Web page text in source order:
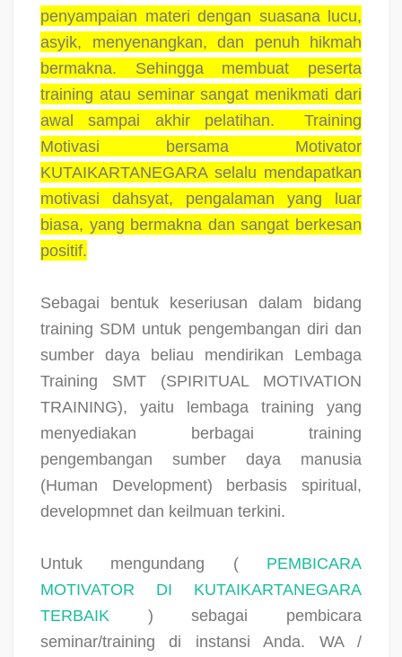
penyampaian materi dengan suasana lucu,
asyik, menyenangkan, dan penuh hikmah
bermakna. Sehingga membuat peserta
training atau seminar sangat menikmati dari
awal sampai akhir pelatihan.
Training
Motivasi bersama Motivator
KUTAIKARTANEGARA selalu mendapatkan
motivasi dahsyat, pengalaman yang luar
biasa, yang bermakna dan sangat berkesan
positif.
Sebagai bentuk keseriusan dalam bidang
training SDM untuk pengembangan diri dan
sumber daya beliau mendirikan Lembaga
Training SMT (SPIRITUAL MOTIVATION
TRAINING), yaitu lembaga training yang
menyediakan berbagai training
pengembangan sumber daya manusia
(Human Development) berbasis spiritual,
developmnet dan keilmuan terkini.
Untuk mengundang ( PEMBICARA
MOTIVATOR DI KUTAIKARTANEGARA
TERBAIK ) sebagai pembicara
seminar/training di instansi Anda. WA /